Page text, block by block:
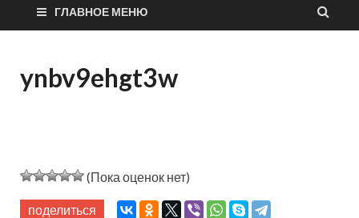
Авто
ГЛАВНОЕ МЕНЮ
ynbv9ehgt3w
(Пока оценок нет)
поделиться